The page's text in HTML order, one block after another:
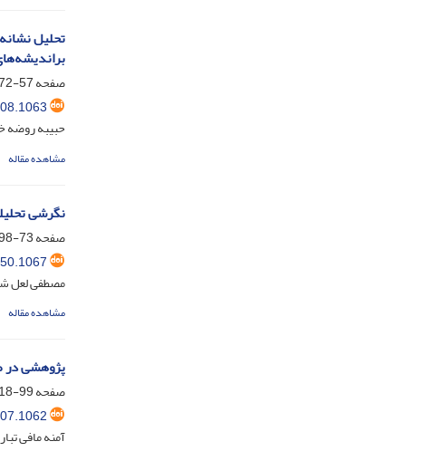
تحلیل
صفحه57-72
حبیبه روضه
مشاهده مقاله
نگرشی
صفحه73-98
مصطفی لعل
مشاهده مقاله
پژوهشی
صفحه99-118
آمنه مافی تبار